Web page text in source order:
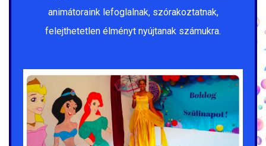
animátoraink lefoglalnak, szórakoztatnak,
felejthetetlen élményt nyújtanak számukra.